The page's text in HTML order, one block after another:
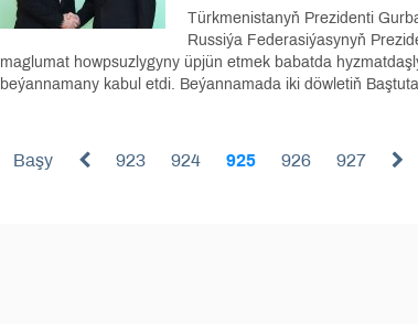
Türkmenistanyň Prezidenti
Russiýa Federasiýasynyň
maglumat howpsuzlygyny üpjün etmek babatda
beýannamany kabul etdi. Beýannamada iki döwletiň
Başy 923 924 925 926 927